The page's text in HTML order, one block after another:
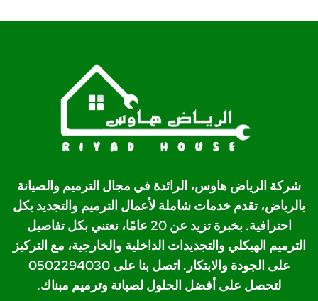
شركة الرياض هاوس، الرائدة في مجال الترميم والصيانة
بالرياض، تقدم خدمات شاملة لأعمال الترميم والتجديد بكل
احترافية. بخبرة تزيد عن 20 عامًا، نعتني بكل تفاصيل
الترميم الهيكلي والتجديدات الداخلية والخارجية، مع التركيز
على الجودة والابتكار. اتصل بنا على 0502294030
لتحصل على أفضل الحلول لصيانة وترميم مبناك.